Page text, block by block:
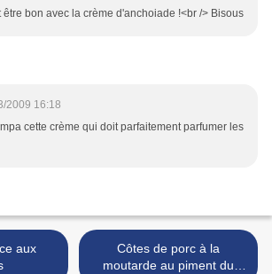
être bon avec la crème d'anchoiade !<br /> Bisous
2009 16:18
cette crème qui doit parfaitement parfumer les
Côtes de porc à la
moutarde au piment du